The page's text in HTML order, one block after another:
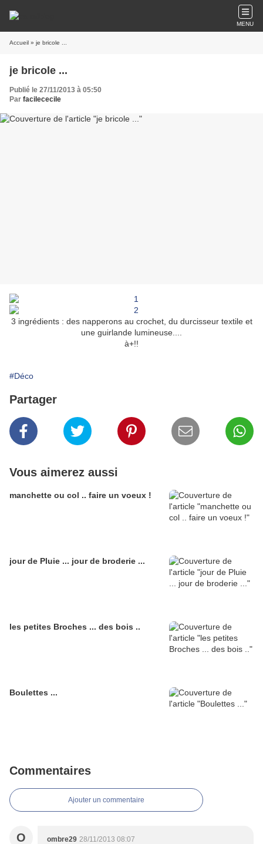
MENU
Accueil » je bricole ...
je bricole ...
Publié le 27/11/2013 à 05:50
Par facilececile
3 ingrédients : des napperons au crochet, du durcisseur textile et
une guirlande lumineuse....
à+!!
#Déco
Partager
Vous aimerez aussi
manchette ou col .. faire un voeux !
jour de Pluie ... jour de broderie ...
les petites Broches ... des bois ..
Boulettes ...
Commentaires
Ajouter un commentaire
O ombre29 28/11/2013 08:07